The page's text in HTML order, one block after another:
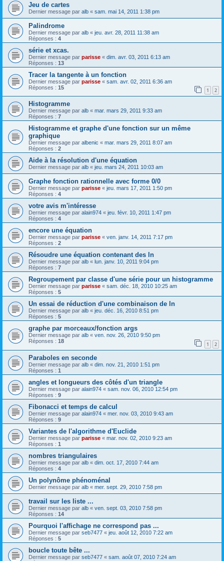
Jeu de cartes
Dernier message par alb « sam. mai 14, 2011 1:38 pm
Palindrome
Dernier message par alb « jeu. avr. 28, 2011 11:38 am
Réponses : 4
série et xcas.
Dernier message par parisse « dim. avr. 03, 2011 6:13 am
Réponses : 13
Tracer la tangente à un fonction
Dernier message par parisse « sam. avr. 02, 2011 6:36 am
Réponses : 15 1 2
Histogramme
Dernier message par alb « mar. mars 29, 2011 9:33 am
Réponses : 7
Histogramme et graphe d'une fonction sur un même
graphique
Dernier message par albenic « mar. mars 29, 2011 8:07 am
Réponses : 2
Aide à la résolution d'une équation
Dernier message par alb « jeu. mars 24, 2011 10:03 am
Graphe fonction rationnelle avec forme 0/0
Dernier message par parisse « jeu. mars 17, 2011 1:50 pm
Réponses : 4
votre avis m'intéresse
Dernier message par alain974 « jeu. févr. 10, 2011 1:47 pm
Réponses : 4
encore une équation
Dernier message par parisse « ven. janv. 14, 2011 7:17 pm
Réponses : 2
Résoudre une équation contenant des ln
Dernier message par alb « lun. janv. 10, 2011 9:04 pm
Réponses : 7
Regroupement par classe d'une série pour un histogramme
Dernier message par parisse « sam. déc. 18, 2010 10:25 am
Réponses : 5
Un essai de réduction d'une combinaison de ln
Dernier message par alb « jeu. déc. 16, 2010 8:51 pm
Réponses : 5
graphe par morceaux/fonction args
Dernier message par alb « ven. nov. 26, 2010 9:50 pm
Réponses : 18 1 2
Paraboles en seconde
Dernier message par alb « dim. nov. 21, 2010 1:51 pm
Réponses : 1
angles et longueurs des côtés d'un triangle
Dernier message par alain974 « sam. nov. 06, 2010 12:54 pm
Réponses : 9
Fibonacci et temps de calcul
Dernier message par alain974 « mer. nov. 03, 2010 9:43 am
Réponses : 9
Variantes de l'algorithme d'Euclide
Dernier message par parisse « mar. nov. 02, 2010 9:23 am
Réponses : 1
nombres triangulaires
Dernier message par alb « dim. oct. 17, 2010 7:44 am
Réponses : 4
Un polynôme phénoménal
Dernier message par alb « mer. sept. 29, 2010 7:58 pm
travail sur les liste ...
Dernier message par alb « ven. sept. 03, 2010 7:58 pm
Réponses : 14
Pourquoi l'affichage ne correspond pas ...
Dernier message par seb7477 « jeu. août 12, 2010 7:22 am
Réponses : 5
boucle toute bête ...
Dernier message par seb7477 « sam. août 07, 2010 7:24 am